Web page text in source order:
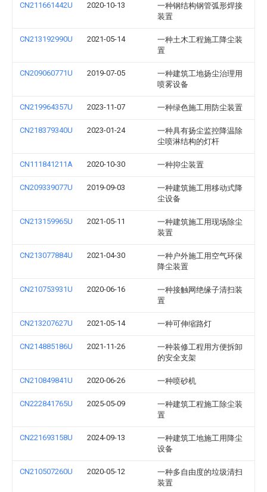
CN211661442U 2020-10-13
一种钢结构钢管弧形焊接
装置
CN213192990U 2021-05-14
一种土木工程施工降尘装
置
CN209060771U 2019-07-05
一种建筑工地扬尘治理用
喷雾设备
CN219964357U 2023-11-07 一种绿色施工用防尘装置
CN218379340U 2023-01-24
一种具有扬尘监控降温除
尘喷淋结构的灯杆
CN111841211A 2020-10-30 一种抑尘装置
CN209339077U 2019-09-03
一种建筑施工用移动式降
尘设备
CN213159965U 2021-05-11
一种建筑施工用现场除尘
装置
CN213077884U 2021-04-30
一种户外施工用空气环保
降尘装置
CN210753931U 2020-06-16
一种接触网绝缘子清扫装
置
CN213207627U 2021-05-14 一种可伸缩路灯
CN214885186U 2021-11-26
一种装修工程用方便拆卸
的安全支架
CN210849841U 2020-06-26 一种喷砂机
CN222841765U 2025-05-09
一种建筑工程施工除尘装
置
CN221693158U 2024-09-13
一种建筑工地施工用降尘
设备
CN210507260U 2020-05-12
一种多自由度的垃圾清扫
装置